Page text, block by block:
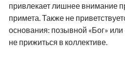
привлекает лишнее внимание
примета. Также не
основания: позывной «Бог» или
не прижиться в коллективе.